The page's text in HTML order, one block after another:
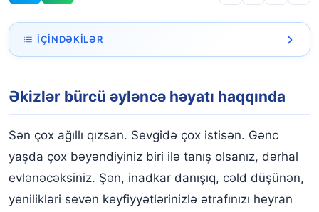
İÇINDƏKILƏR
Əkizlər bürcü əyləncə həyatı haqqında
Sən çox ağıllı qızsan. Sevgidə çox istisən. Gənc
yaşda çox bəyəndiyiniz biri ilə tanış olsanız, dərhal
evlənəcəksiniz. Şən, inadkar danışıq, cəld düşünən,
yenilikləri sevən keyfiyyətlərinizlə ətrafınızı heyran